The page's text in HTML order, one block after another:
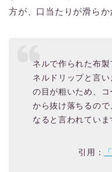
方が、口当たりが滑らか
ネルで作られた布製
ネルドリップと言
の目が粗いため、
から抜け落ちるの
なると言われていま
引用：